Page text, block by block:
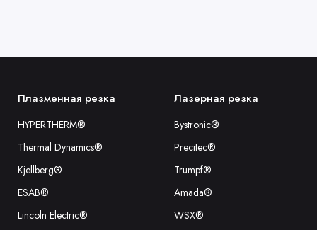
Основной
Лазерные
Плазменная резка
HYPERTHERM®
Thermal Dynamics®
Kjellberg®
ESAB®
Lincoln Electric®
Лазерная резка
Bystronic®
Precitec®
Trumpf®
Amada®
WSX®